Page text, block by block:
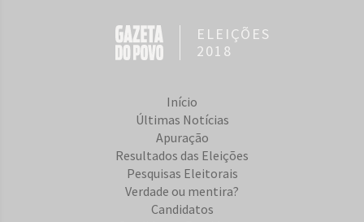
ELEIÇÕES
2018
Início
Últimas Notícias
Apuração
Resultados das Eleições
Pesquisas Eleitorais
Verdade ou mentira?
Candidatos